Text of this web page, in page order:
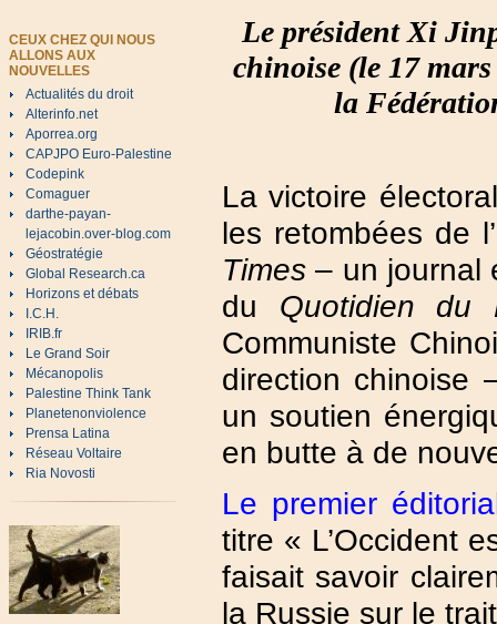
CEUX CHEZ QUI NOUS
ALLONS AUX
NOUVELLES
Actualités du droit
Alterinfo.net
Aporrea.org
CAPJPO Euro-Palestine
Codepink
Comaguer
darthe-payan-
lejacobin.over-blog.com
Géostratégie
Global Research.ca
Horizons et débats
I.C.H.
IRIB.fr
Le Grand Soir
Mécanopolis
Palestine Think Tank
Planetenonviolence
Prensa Latina
Réseau Voltaire
Ria Novosti
Le président Xi
chinoise (le 17
la
La victoire
les retombées de
Times – un journal
du Quotidien du
Communiste
direction chinoise
un soutien
en butte à de
Le premier
titre « L’Occident
faisait savoir
la Russie sur le